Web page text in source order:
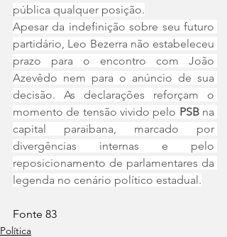
pública qualquer posição.
Apesar da indefinição sobre seu futuro
partidário, Leo Bezerra não estabeleceu
prazo para o encontro com João
Azevêdo nem para o anúncio de sua
decisão. As declarações reforçam o
momento de tensão vivido pelo PSB na
capital paraibana, marcado por
divergências internas e pelo
reposicionamento de parlamentares da
legenda no cenário político estadual.
Fonte 83
Política